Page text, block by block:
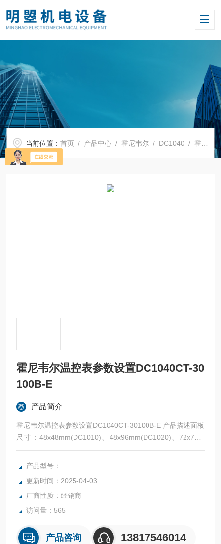
当前位置：首页 / 产品中心 /霍尼韦尔 / DC1040 / 霍尼韦尔温控表参数设置DC1040CT-30100B-E
霍尼韦尔温控表参数设置DC1040CT-30
100B-E
产品简介
霍尼韦尔温控表参数设置DC1040CT-30100B-E 产品描述面板
尺寸：48x48mm(DC1010)、48x96mm(DC1020)、72x72m
m(DC1030)、96x96mm(DC1040)
产品型号：
更新时间：2025-04-03
厂商性质：经销商
访问量：565
产品咨询 13817546014